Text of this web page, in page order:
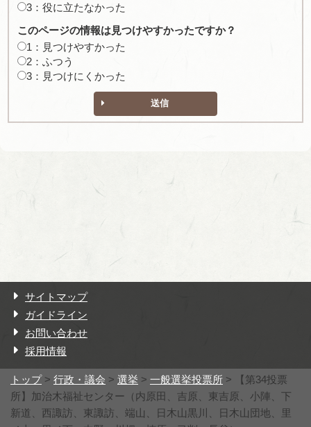
3：役に立たなかった
このページの情報は見つけやすかったですか？
1：見つけやすかった
2：ふつう
3：見つけにくかった
送信
サイトマップ
ガイドライン
お問い合わせ
採用情報
トップ> 行政・議会 > 選挙 > 一般選挙投票所 > 【第34投票
所】加治木福祉センター（内原田、吉原、東吉原、小陣、下
新道、西諏訪、東諏訪、端山、日木山黒川、日木山団地、里